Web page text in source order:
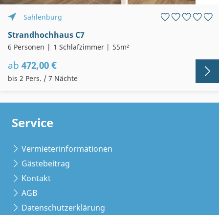
Sahlenburg
Strandhochhaus C7
6 Personen 1 Schlafzimmer 55m²
ab 472,00 €
bis 2 Pers. / 7 Nächte
Service
Vermieterinformationen
Gästebeitrag
Kontakt
AGB
Datenschutzerklärung